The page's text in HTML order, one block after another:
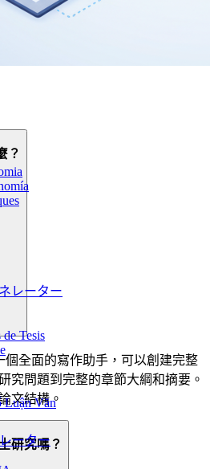
レーター
Tesis
Luận Văn
ーター
？
全面的寫作助手，可以創建完整
問題到完整的章節大綱和摘要。
文結構。
研究嗎？